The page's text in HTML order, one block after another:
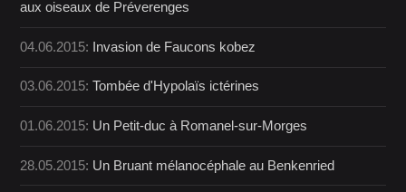
aux oiseaux de Préverenges
04.06.2015: Invasion de Faucons kobez
03.06.2015:Tombée d'Hypolaïs ictérines
01.06.2015: Un Petit-duc à Romanel-sur-Morges
28.05.2015: Un Bruant mélanocéphale au Benkenried